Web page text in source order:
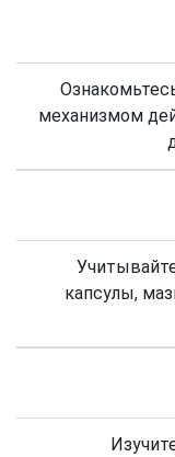
механизмом
капсулы,